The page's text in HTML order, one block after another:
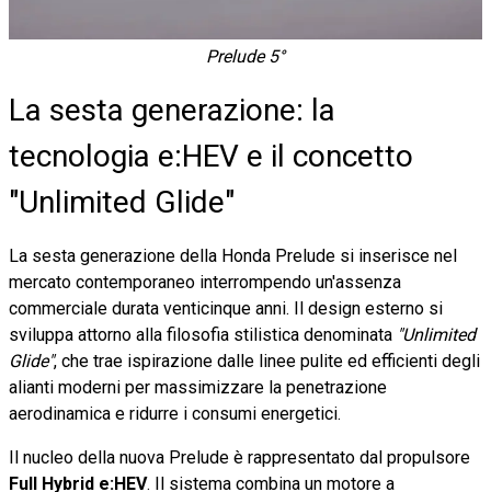
Prelude 5°
La sesta generazione: la
tecnologia e:HEV e il concetto
"Unlimited Glide"
La sesta generazione della Honda Prelude si inserisce nel
mercato contemporaneo interrompendo un'assenza
commerciale durata venticinque anni. Il design esterno si
sviluppa attorno alla filosofia stilistica denominata "Unlimited
Glide", che trae ispirazione dalle linee pulite ed efficienti degli
alianti moderni per massimizzare la penetrazione
aerodinamica e ridurre i consumi energetici.
Il nucleo della nuova Prelude è rappresentato dal propulsore
Full Hybrid e:HEV. Il sistema combina un motore a